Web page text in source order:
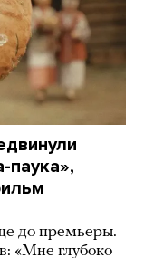
паука»,
до премьеры.
«Мне глубоко